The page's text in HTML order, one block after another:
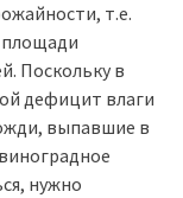
т.е.
площади
Поскольку в
дефицит влаги
выпавшие в
нужно